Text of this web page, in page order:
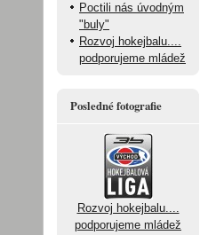
Poctili nás úvodným
"buly"
Rozvoj hokejbalu....
podporujeme mládež
Posledné fotografie
Rozvoj hokejbalu....
podporujeme mládež